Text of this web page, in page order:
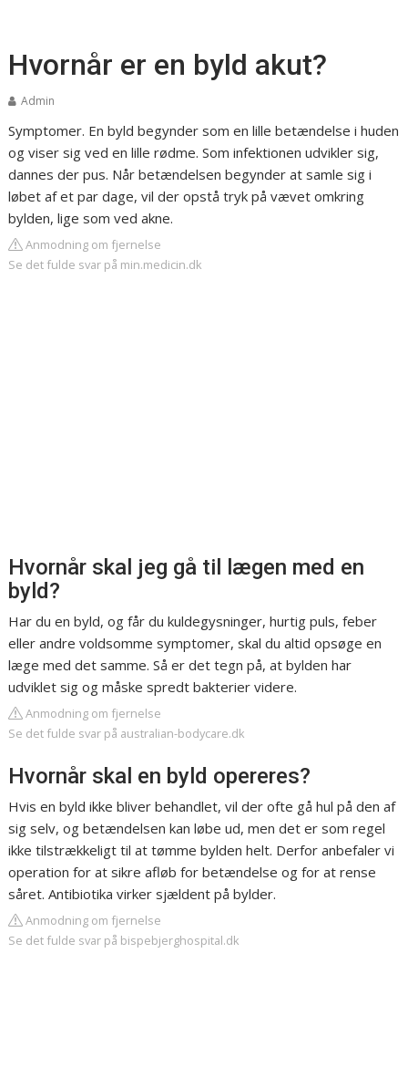
Hvornår er en byld akut?
Admin
Symptomer. En byld begynder som en lille betændelse i huden
og viser sig ved en lille rødme. Som infektionen udvikler sig,
dannes der pus. Når betændelsen begynder at samle sig i
løbet af et par dage, vil der opstå tryk på vævet omkring
bylden, lige som ved akne.
Anmodning om fjernelse
Se det fulde svar på min.medicin.dk
Hvornår skal jeg gå til lægen med en
byld?
Har du en byld, og får du kuldegysninger, hurtig puls, feber
eller andre voldsomme symptomer, skal du altid opsøge en
læge med det samme. Så er det tegn på, at bylden har
udviklet sig og måske spredt bakterier videre.
Anmodning om fjernelse
Se det fulde svar på australian-bodycare.dk
Hvornår skal en byld opereres?
Hvis en byld ikke bliver behandlet, vil der ofte gå hul på den af
sig selv, og betændelsen kan løbe ud, men det er som regel
ikke tilstrækkeligt til at tømme bylden helt. Derfor anbefaler vi
operation for at sikre afløb for betændelse og for at rense
såret. Antibiotika virker sjældent på bylder.
Anmodning om fjernelse
Se det fulde svar på bispebjerghospital.dk